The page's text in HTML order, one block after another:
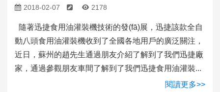
2018-02-07 2178
隨著迅捷食用油灌裝機技術的發(fā)展，迅捷該款全自
動八頭食用油灌裝機收到了全國各地用戶的廣泛關注，
近日，蘇州的趙先生通過朋友介紹了解到了我們迅捷廠
家，通過參觀朋友車間了解到了我們迅捷食用油灌裝...
閱讀更多>>